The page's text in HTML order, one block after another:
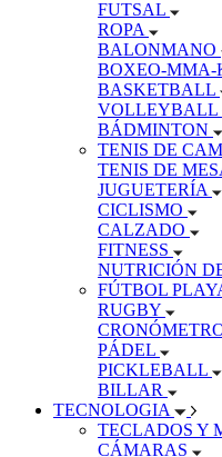
FUTSAL
ROPA
BALONMANO
BOXEO-MMA-
BASKETBALL
VOLLEYBALL
BÁDMINTON
TENIS DE
TENIS DE
JUGUETERÍA
CICLISMO
CALZADO
FITNESS
NUTRICIÓN
FÚTBOL
RUGBY
PÁDEL
PICKLEBALL
BILLAR
TECNOLOGIA
TECLADOS Y
CÁMARAS